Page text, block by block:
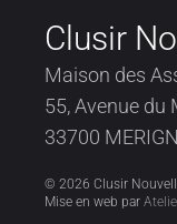
Clusir
Maison des
55, Avenue du
33700
© 2026 Clusir
Mise en web par